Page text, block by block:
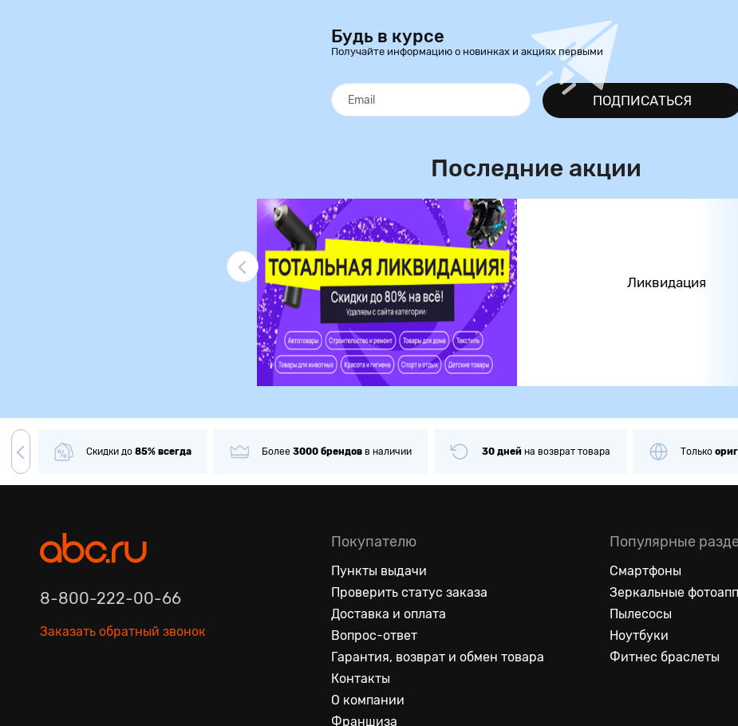
Будь в курсе
Получайте информацию о новинках и акциях первыми
ПОДПИСАТЬСЯ
Последние акции
Ликвидация
Скидки до85% всегда Более3000брендовв наличии 30 днейнавозврат товара Только
8-800-222-00-66
Заказать обратный звонок
Покупателю
Пункты выдачи
Проверить статус заказа
Доставка и оплата
Вопрос-ответ
Гарантия, возврат и обмен товара
Контакты
О компании
Франшиза
Популярные
Смартфоны
Зеркальные
Пылесосы
Ноутбуки
Фитнес браслеты